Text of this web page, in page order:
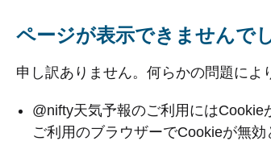
ページが表示できませんで
申し訳ありません。何らかの問題によ
@nifty天気予報のご利用にはCookie
ご利用のブラウザーでCookieが無